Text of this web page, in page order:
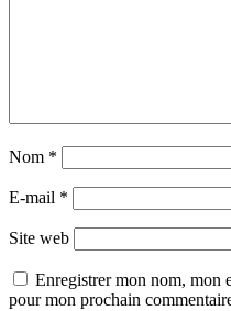
Nom *
E-mail *
Site web
Enregistrer mon nom, mon
pour mon prochain